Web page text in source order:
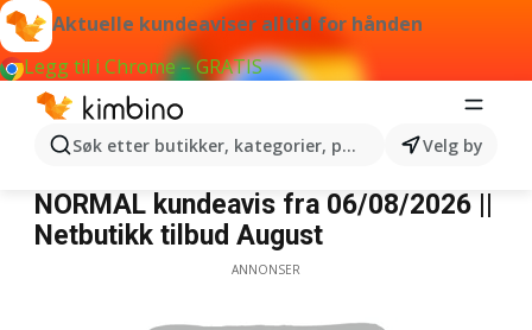
Aktuelle kundeaviser alltid for hånden
Legg til i Chrome – GRATIS
Søk etter butikker, kategorier, produkter...Velg by
Normal
NORMAL kundeavis fra 06/08/2026 ||
Netbutikk tilbud August
ANNONSER